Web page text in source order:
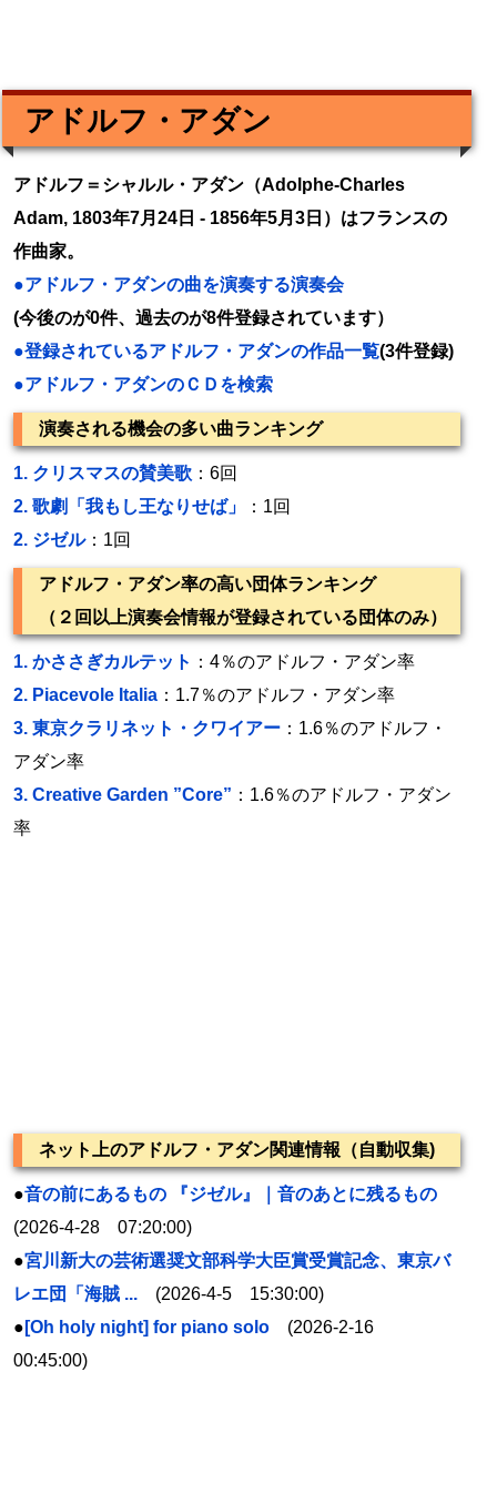
アドルフ・アダン
アドルフ＝シャルル・アダン（Adolphe-Charles
Adam, 1803年7月24日 - 1856年5月3日）はフランスの
作曲家。
●アドルフ・アダンの曲を演奏する演奏会
(今後のが0件、過去のが8件登録されています）
●登録されているアドルフ・アダンの作品一覧(3件登録)
●アドルフ・アダンのＣＤを検索
演奏される機会の多い曲ランキング
1. クリスマスの賛美歌 ：6回
2. 歌劇「我もし王なりせば」
：1回
2. ジゼル：1回
アドルフ・アダン率の高い団体ランキング
（２回以上演奏会情報が登録されている団体のみ）
1. かささぎカルテット ：4％のアドルフ・アダン率
2. Piacevole Italia ：1.7％のアドルフ・アダン率
3. 東京クラリネット・クワイアー ：1.6％のアドルフ・
アダン率
3. Creative Garden ”Core” ：1.6％のアドルフ・アダン
率
ネット上のアドルフ・アダン関連情報（自動収集)
●音の前にあるもの 『ジゼル』｜音のあとに残るもの
(2026-4-28 07:20:00)
●宮川新大の芸術選奨文部科学大臣賞受賞記念、東京バ
レエ団「海賊 ... (2026-4-5 15:30:00)
● [Oh holy night] for piano solo (2026-2-16
00:45:00)